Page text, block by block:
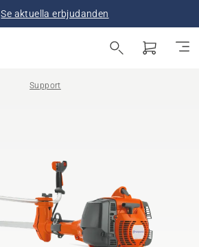
Se aktuella erbjudanden
Support